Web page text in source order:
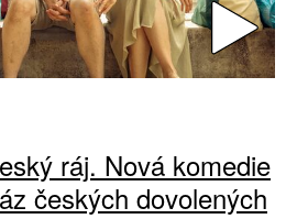
ráj. Nová komedie
českých dovolených